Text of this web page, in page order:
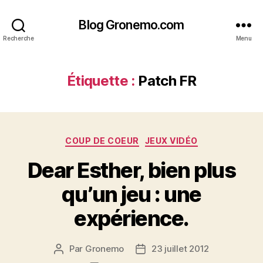
Recherche
Blog Gronemo.com
Menu
Étiquette : Patch FR
Catégories
COUP DE COEUR JEUX VIDÉO
Dear Esther, bien plus
qu’un jeu : une
expérience.
Auteur
Par Gronemo
Date23 juillet 2012